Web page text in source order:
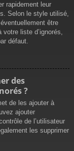
rapidement leur
Selon le style utilisé,
être
liste d’ignorés,
défaut.
des
?
de les ajouter à
ajouter
de l’utilisateur
les supprimer